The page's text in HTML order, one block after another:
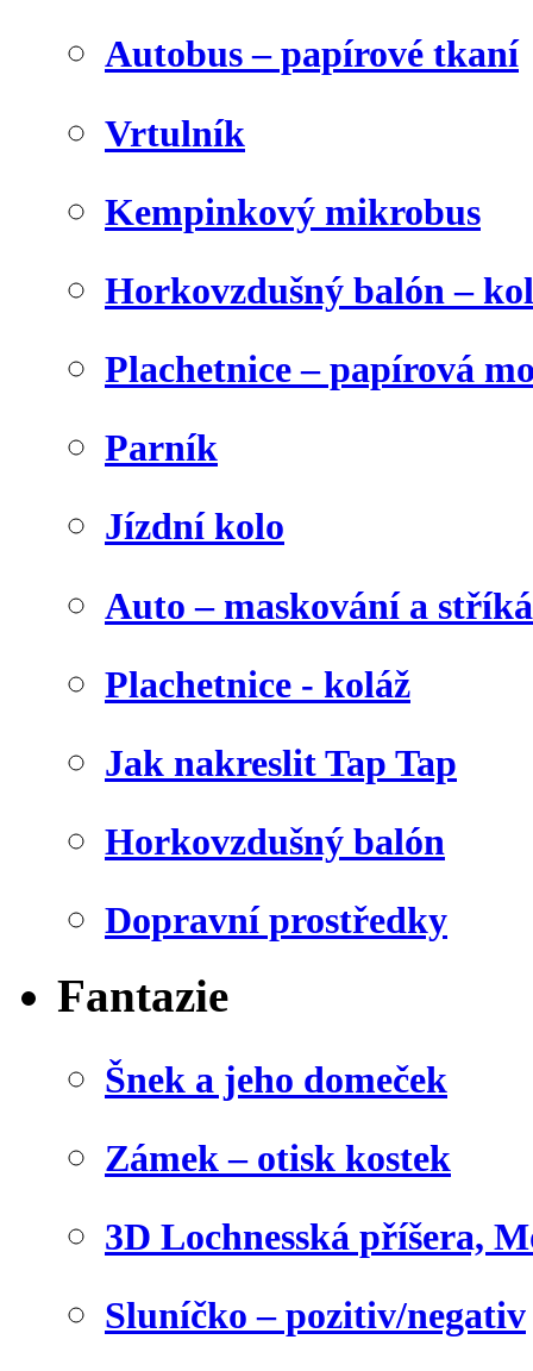
Autobus – papírové tkaní
Vrtulník
Kempinkový mikrobus
Horkovzdušný balón –
Plachetnice – papírová
Parník
Jízdní kolo
Auto – maskování a
Plachetnice - koláž
Jak nakreslit Tap Tap
Horkovzdušný balón
Dopravní prostředky
Fantazie
Šnek a jeho domeček
Zámek – otisk kostek
3D Lochnesská příšera,
Sluníčko – pozitiv/negativ